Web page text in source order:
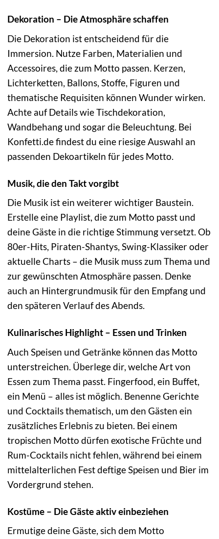
Dekoration – Die Atmosphäre schaffen
Die Dekoration ist entscheidend für die
Immersion. Nutze Farben, Materialien und
Accessoires, die zum Motto passen. Kerzen,
Lichterketten, Ballons, Stoffe, Figuren und
thematische Requisiten können Wunder wirken.
Achte auf Details wie Tischdekoration,
Wandbehang und sogar die Beleuchtung. Bei
Konfetti.de findest du eine riesige Auswahl an
passenden Dekoartikeln für jedes Motto.
Musik, die den Takt vorgibt
Die Musik ist ein weiterer wichtiger Baustein.
Erstelle eine Playlist, die zum Motto passt und
deine Gäste in die richtige Stimmung versetzt. Ob
80er-Hits, Piraten-Shantys, Swing-Klassiker oder
aktuelle Charts – die Musik muss zum Thema und
zur gewünschten Atmosphäre passen. Denke
auch an Hintergrundmusik für den Empfang und
den späteren Verlauf des Abends.
Kulinarisches Highlight – Essen und Trinken
Auch Speisen und Getränke können das Motto
unterstreichen. Überlege dir, welche Art von
Essen zum Thema passt. Fingerfood, ein Buffet,
ein Menü – alles ist möglich. Benenne Gerichte
und Cocktails thematisch, um den Gästen ein
zusätzliches Erlebnis zu bieten. Bei einem
tropischen Motto dürfen exotische Früchte und
Rum-Cocktails nicht fehlen, während bei einem
mittelalterlichen Fest deftige Speisen und Bier im
Vordergrund stehen.
Kostüme – Die Gäste aktiv einbeziehen
Ermutige deine Gäste, sich dem Motto